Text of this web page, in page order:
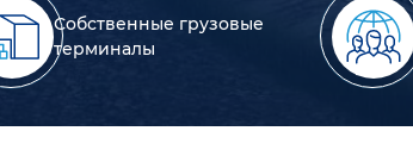
Собственные грузовые
терминалы